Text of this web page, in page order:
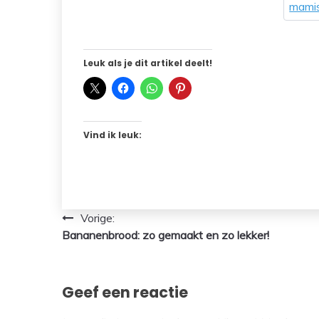
Leuk als je dit artikel deelt!
Vind ik leuk:
Bericht
navigatie
Vorige:
Bananenbrood: zo gemaakt en zo lekker!
Geef een reactie